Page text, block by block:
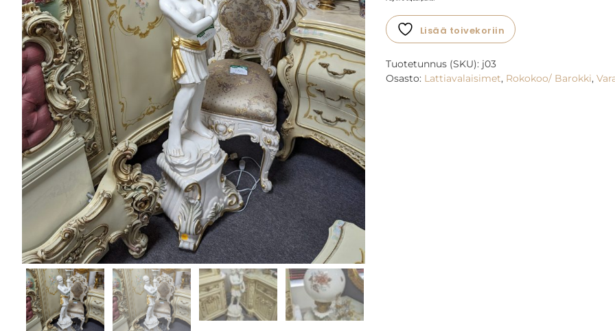
Lisää toivekoriin
Tuotetunnus (SKU): j03
Osasto: Lattiavalaisimet, Rokokoo/ Barokki,